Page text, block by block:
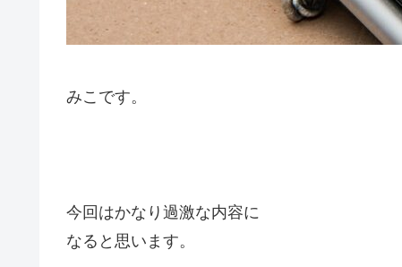
みこです。
今回はかなり過激な内容に
なると思います。